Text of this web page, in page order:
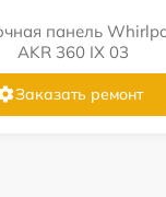
панель
AKR 360 IX 03
Заказать ремонт